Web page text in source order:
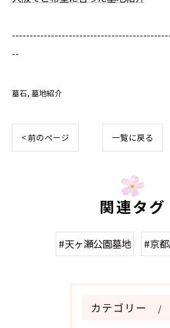
--
墓石 墓地紹介
< 前のページ 一覧に戻る
関連タグ
#天ヶ瀬公園墓地 #京
カテゴリー